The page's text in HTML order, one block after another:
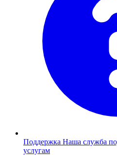
Поддержка Наша служба
услугам